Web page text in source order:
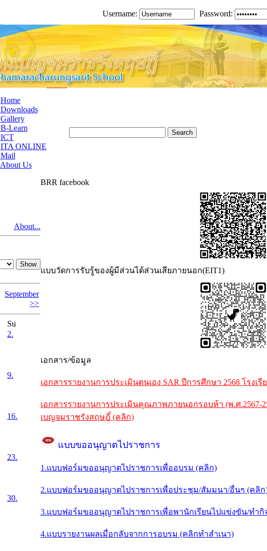
Username: Password:
Home
Downloads
Gallery
B-Learn
ICT
ITA ONLINE
Mail
About Us
About...
September
>>
Su
2.
9.
16.
23.
30.
BRR facebook
แบบวัดการรับรู้ของผู้มีส่วนได้ส่วนเสียภายนอก(EIT1)
เอกสาร/ข้อมูล
เอกสารรายงานการประเมินตนเอง SAR ปีการศึกษา 2568 โรง
เอกสารรายงานการประเมินคุณภาพภายนอกรอบห้า (พ.ศ.2567-
เบญจมราชรังสฤษฎิ์ (คลิก)
แบบขออนุญาตไปราชการ
1.แบบฟอร์มขออนุญาตไปราชการเพื่ออบรม (คลิก)
2.แบบฟอร์มขออนุญาตไปราชการเพื่อประชุม/สัมมนา/อื่นๆ (คลิก
3.แบบฟอร์มขออนุญาตไปราชการเพื่อพานักเรียนไปแข่งขัน/ทำกิ
4.แบบรายงานผลเมื่อกลับจากการอบรม (คลิกทำสำเนา)